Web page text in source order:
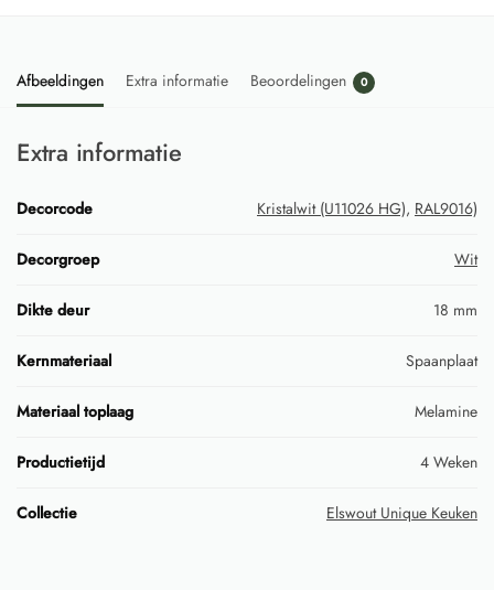
Afbeeldingen Extra informatie Beoordelingen 0
Extra informatie
Decorcode Kristalwit (U11026 HG), RAL9016)
Decorgroep Wit
Dikte deur 18 mm
Kernmateriaal Spaanplaat
Materiaal toplaag Melamine
Productietijd 4 Weken
Collectie Elswout Unique Keuken